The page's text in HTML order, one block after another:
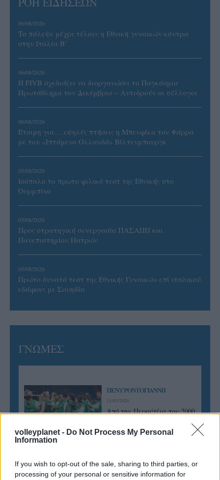
volleyplanet - Do Not Process My Personal
Information
If you wish to opt-out of the sale, sharing to third parties, or
processing of your personal or sensitive information for
06/08/2026
Το πάλεψε μέχρι τέλους η Εθνική γυναικών κόντρα
στην Ιταλία Β’
06/08/2026
Η FIVB σχεδιάζει να διοργανώσει το Παγκόσμιο
Πρωτάθλημα τον Δεκέμβριο – Αντιδρούν οι σύλλογοι
06/08/2026
Έτοιμη για… υψηλές πτήσεις η Μπενφίκα του Ψάρρα
με τον «Ιπτάμενο Ολλανδό» Βίλτενμπουργκ
05/08/2026
Ισόπαλο το πρωτο φιλικό τεστ της Εθνικής στο
Ουρμπίνο
05/08/2026
Προς στρατηγική συνεργασία ΠΑΣΑΠΠ και
Πανεπιστημίου Πατρών
05/08/2026
Πρώτο δυνατό τεστ της Εθνικής Γυναικών επί ιταλικού
εδάφους με Σουηδία
ΓΝΩΜΕΣ
ΠΕΝΥ ΡΟΝΤΟΓΙΑΝΝΗ
11/03/2026
Από την Περούτζια του 2000
ευρωπαϊκό ραντεβού του
Παναθηναϊκού με την